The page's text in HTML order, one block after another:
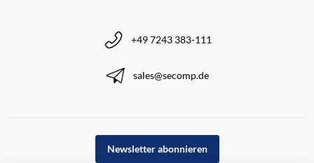
+49 7243 383-111
sales@secomp.de
Newsletter abonnieren